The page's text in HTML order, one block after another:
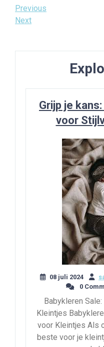
Bericht
navigatie
Previous
Post
Previous
Next
Next
Grijp je
voor
08 juli 2024
0
Babykleren
Kleintjes
voor Kleintjes Als
beste voor je